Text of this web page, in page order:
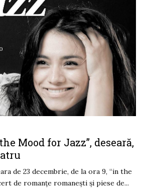
Mood for Jazz”, deseară,
de 23 decembrie, de la ora 9, “in the
de romanţe romaneşti şi piese de...